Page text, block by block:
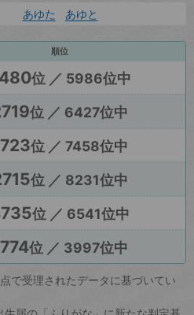
あゆた あゆと
順位
位 ／ 5986位中
位 ／ 6427位中
位 ／ 7458位中
位 ／ 8231位中
位 ／ 6541位中
位 ／ 3997位中
で受理されたデータに基づいてい